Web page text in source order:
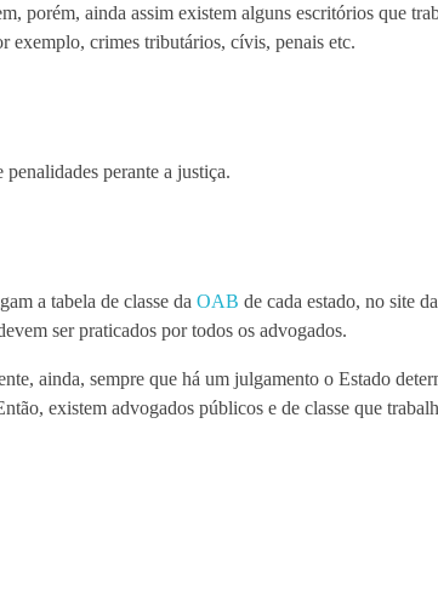
porém, ainda assim existem alguns escritórios que
exemplo, crimes tributários, cívis, penais etc.
perante a justiça.
a tabela de classe da OAB de cada estado, no site
ser praticados por todos os advogados.
ainda, sempre que há um julgamento o Estado
existem advogados públicos e de classe que